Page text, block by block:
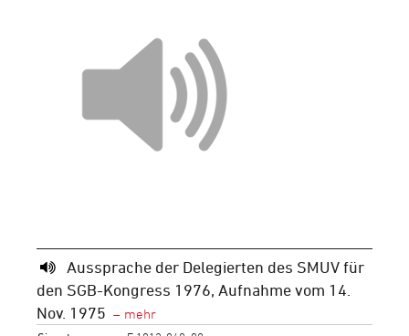
Aussprache der Delegierten des SMUV für
den SGB-Kongress 1976, Aufnahme vom 14.
Nov. 1975